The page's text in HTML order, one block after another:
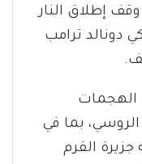
إطلاق النار
دونالد ترامب
الهجمات
الروسي، بما في
القرم